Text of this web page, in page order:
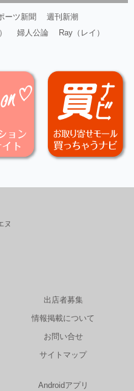
ーツ新聞
週刊新潮
婦人公論
Ray（レイ）
ヌ
出店者募集
情報掲載について
お問い合せ
サイトマップ
Androidアプリ